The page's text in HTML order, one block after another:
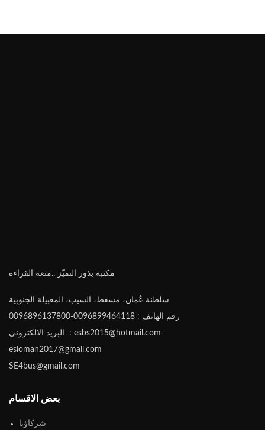
مكتبة بذور التميّز ..متعة القراءة
سلطنة عُمان، مسقط، السيب، المعبيلة الجنوبية
رقم الهاتف : 0096899464118-0096896137800
البريد الالكتروني : esbs2015@hotmail.com-
esioman2017@gmail.com
SE4bus@gmail.com
بعض الاقسام
شركاؤنا